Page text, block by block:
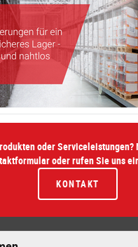
oder Serviceleistungen?
oder rufen Sie uns
KONTAKT